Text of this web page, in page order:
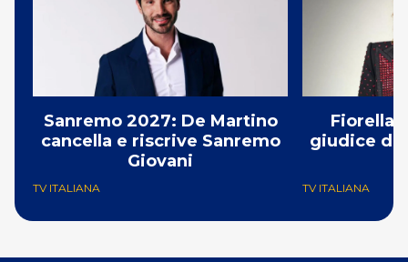
Sanremo 2027: De Martino
cancella e riscrive Sanremo
Giovani
TV ITALIANA
Fiorella
giudice di
TV ITALIANA